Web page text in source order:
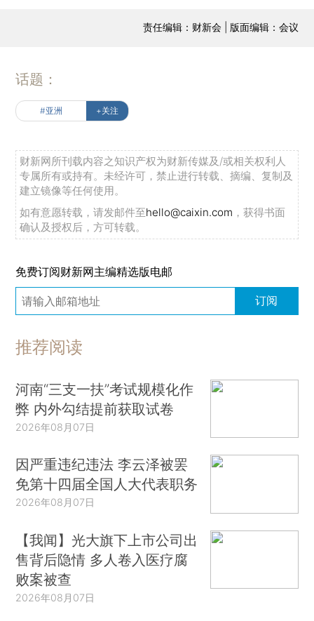
责任编辑：财新会 | 版面编辑：会议
话题：
#亚洲 +关注
财新网所刊载内容之知识产权为财新传媒及/或相关权利人
专属所有或持有。未经许可，禁止进行转载、摘编、复制及
建立镜像等任何使用。
如有意愿转载，请发邮件至hello@caixin.com ，获得书面
确认及授权后，方可转载。
免费订阅财新网主编精选版电邮
订阅
推荐阅读
河南“三支一扶”考试规模化作
弊 内外勾结提前获取试卷
2026年08月07日
因严重违纪违法 李云泽被罢
免第十四届全国人大代表职务
2026年08月07日
【我闻】光大旗下上市公司出
售背后隐情 多人卷入医疗腐
败案被查
2026年08月07日